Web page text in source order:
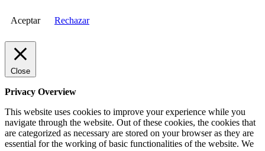
Aceptar Rechazar
Close
Privacy Overview
This website uses cookies to improve your experience while you
navigate through the website. Out of these cookies, the cookies that
are categorized as necessary are stored on your browser as they are
essential for the working of basic functionalities of the website. We